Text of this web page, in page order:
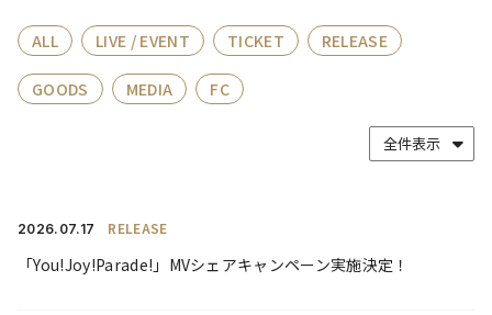
ALL LIVE / EVENT TICKET RELEASE
GOODS MEDIA FC
2026. 07.17 RELEASE
「You!Joy!Parade!」MVシェアキャンペーン実施決定！